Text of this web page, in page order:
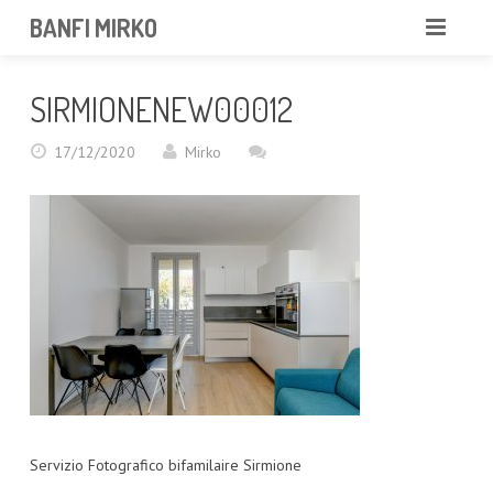
BANFI MIRKO
NEWS
CONTATTAMI
SIRMIONENEW00012
17/12/2020 Mirko
Servizio Fotografico bifamilaire Sirmione